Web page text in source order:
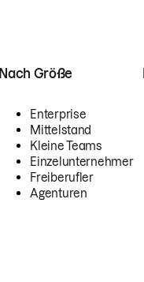
Nach Größe
Enterprise
Mittelstand
Kleine Teams
Einzelunternehmer
Freiberufler
Agenturen